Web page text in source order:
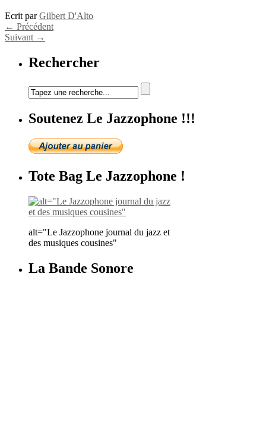
Ecrit parGilbert D'Alto
← Précédent
Suivant →
Rechercher
Soutenez Le Jazzophone !!!
Tote Bag Le Jazzophone !
alt="Le Jazzophone journal du jazz et
des musiques cousines"
La Bande Sonore